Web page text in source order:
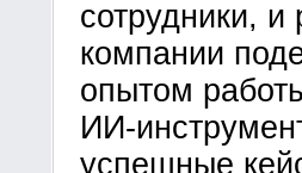
сотрудники, и
компании
опытом
ИИ-
успешные